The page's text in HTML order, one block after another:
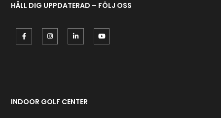
HÅLL DIG UPPDATERAD – FÖLJ OSS
INDOOR GOLF CENTER